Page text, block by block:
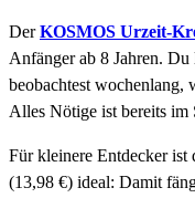
DerKOSMOS Urzeit-
Anfänger ab 8 Jahren. Du
beobachtest wochenlang,
Alles Nötige ist bereits im
Für kleinere Entdecker ist
(13,98 €) ideal: Damit